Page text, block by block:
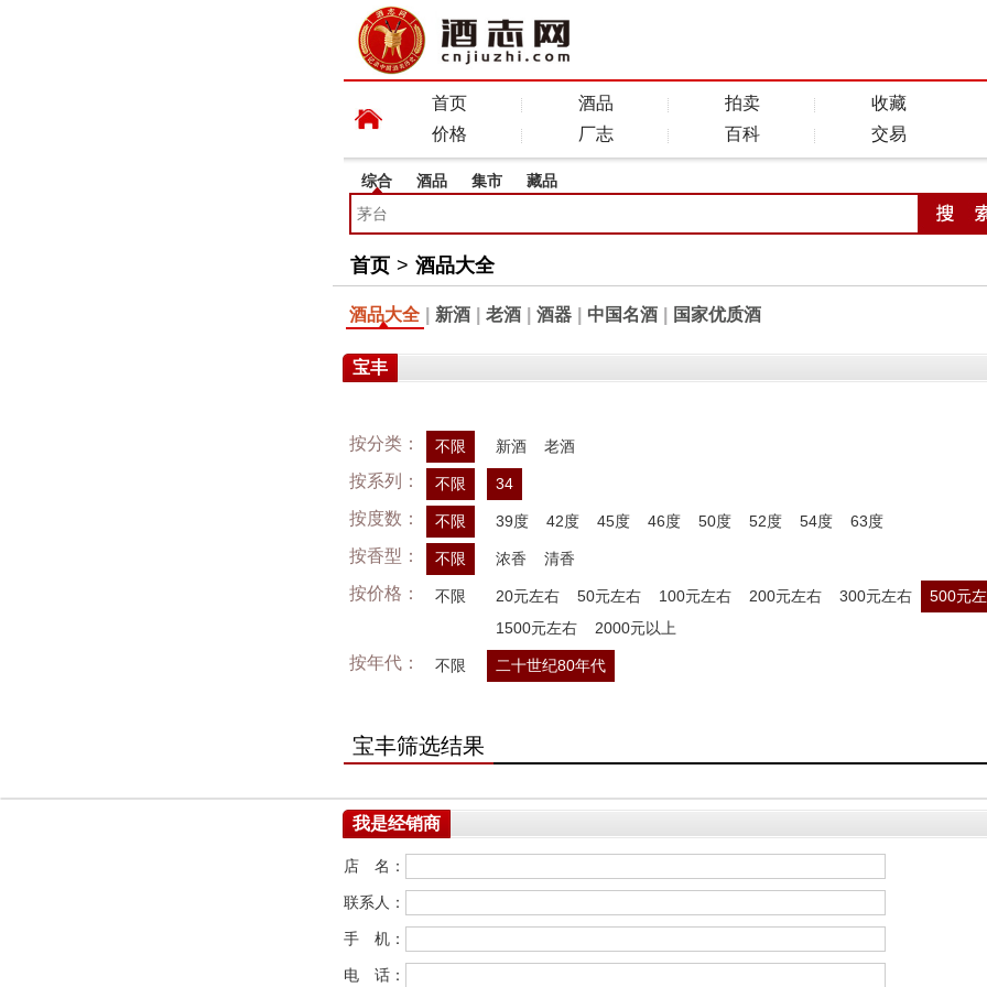
首页 酒品 拍卖 收藏
价格
厂志 百科 交易
综合 酒品 集市 藏品
首页 > 酒品大全
酒品大全 新酒 老酒 酒器 中国名酒 国家优质酒
宝丰
按分类： 不限 新酒 老酒
按系列： 不限 34
按度数： 不限 39度 42度 45度 46度 50度 52度 54度 63度
按香型： 不限 浓香 清香
按价格： 不限 20元左右 50元左右 100元左右 200元左右 300元左右 500元
1500元左右
2000元以上
按年代： 不限 二十世纪80年代
宝丰筛选结果
我是经销商
店 名：
联系人：
手 机：
电 话：